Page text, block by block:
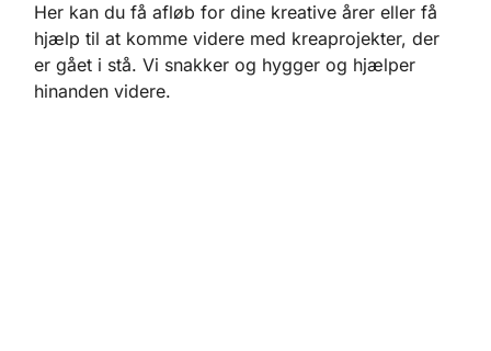
Her kan du få afløb for dine kreative årer eller få
hjælp til at komme videre med kreaprojekter, der
er gået i stå. Vi snakker og hygger og hjælper
hinanden videre.